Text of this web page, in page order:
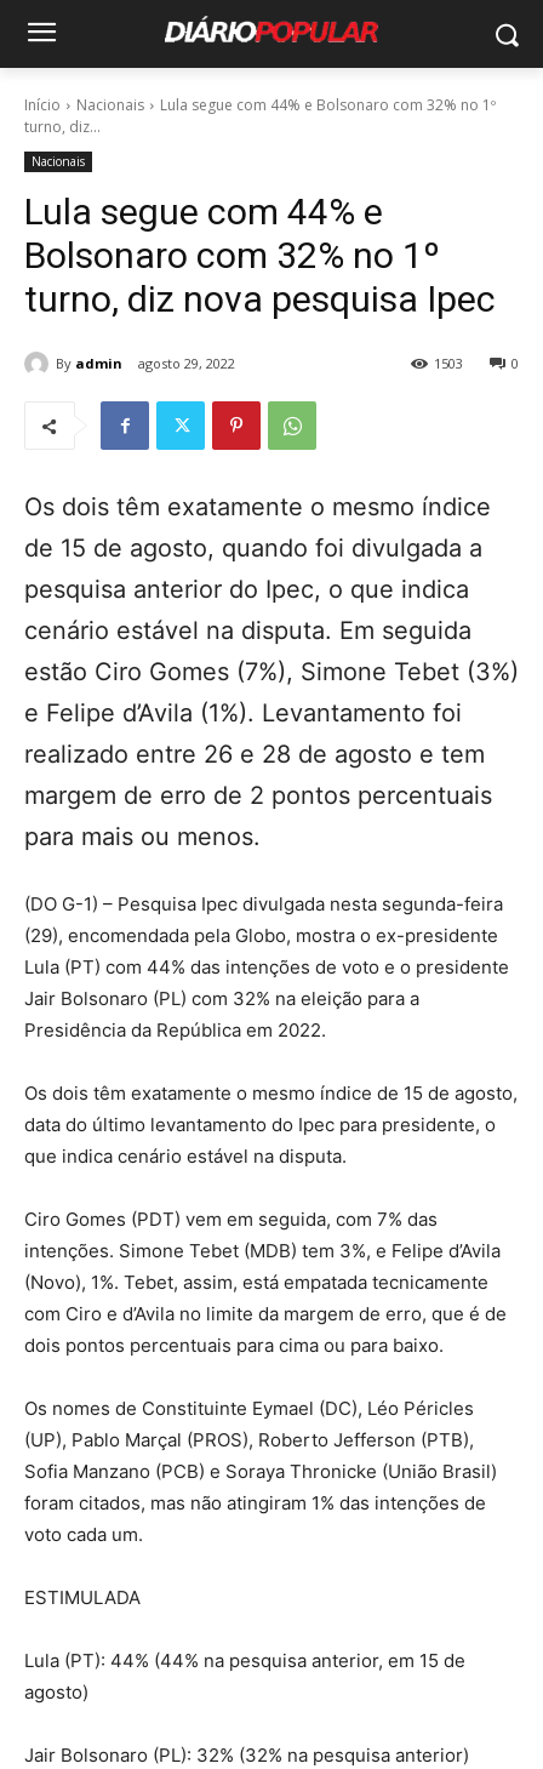
Início Nacionais
Lula segue com 44% e Bolsonaro com 32% no 1º
turno, diz...
Nacionais
Lula segue com 44% e
Bolsonaro com 32% no 1º
turno, diz nova pesquisa Ipec
By admin agosto 29, 2022 0
1503
Os dois têm exatamente o mesmo índice
de 15 de agosto, quando foi divulgada a
pesquisa anterior do Ipec, o que indica
cenário estável na disputa. Em seguida
estão Ciro Gomes (7%), Simone Tebet (3%)
e Felipe d’Avila (1%). Levantamento foi
realizado entre 26 e 28 de agosto e tem
margem de erro de 2 pontos percentuais
para mais ou menos.
(DO G-1) – Pesquisa Ipec divulgada nesta segunda-feira
(29), encomendada pela Globo, mostra o ex-presidente
Lula (PT) com 44% das intenções de voto e o presidente
Jair Bolsonaro (PL) com 32% na eleição para a
Presidência da República em 2022.
Os dois têm exatamente o mesmo índice de 15 de agosto,
data do último levantamento do Ipec para presidente, o
que indica cenário estável na disputa.
Ciro Gomes (PDT) vem em seguida, com 7% das
intenções. Simone Tebet (MDB) tem 3%, e Felipe d’Avila
(Novo), 1%. Tebet, assim, está empatada tecnicamente
com Ciro e d’Avila no limite da margem de erro, que é de
dois pontos percentuais para cima ou para baixo.
Os nomes de Constituinte Eymael (DC), Léo Péricles
(UP), Pablo Marçal (PROS), Roberto Jefferson (PTB),
Sofia Manzano (PCB) e Soraya Thronicke (União Brasil)
foram citados, mas não atingiram 1% das intenções de
voto cada um.
ESTIMULADA
Lula (PT): 44% (44% na pesquisa anterior, em 15 de
agosto)
Jair Bolsonaro (PL): 32% (32% na pesquisa anterior)